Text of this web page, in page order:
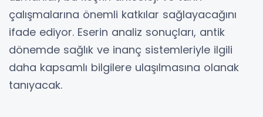
çalışmalarına önemli katkılar sağlayacağını
ifade ediyor. Eserin analiz sonuçları, antik
dönemde sağlık ve inanç sistemleriyle ilgili
daha kapsamlı bilgilere ulaşılmasına olanak
tanıyacak.